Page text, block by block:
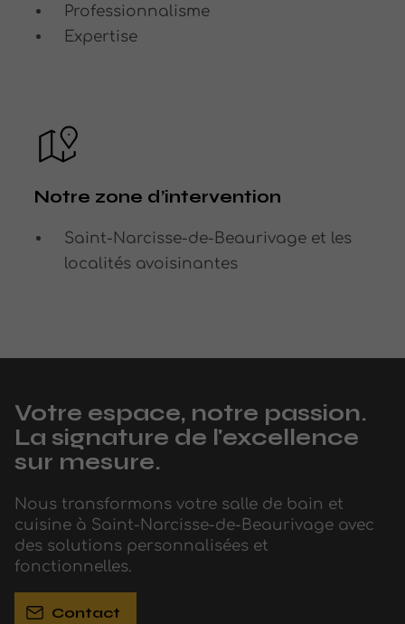
Professionnalisme
Expertise
Notre zone d’intervention
Saint-Narcisse-de-Beaurivage et les
localités avoisinantes
Votre espace, notre passion.
La signature de l'excellence
sur mesure.
Nous transformons votre salle de bain et
cuisine à Saint-Narcisse-de-Beaurivage avec
des solutions personnalisées et
fonctionnelles.
Contact